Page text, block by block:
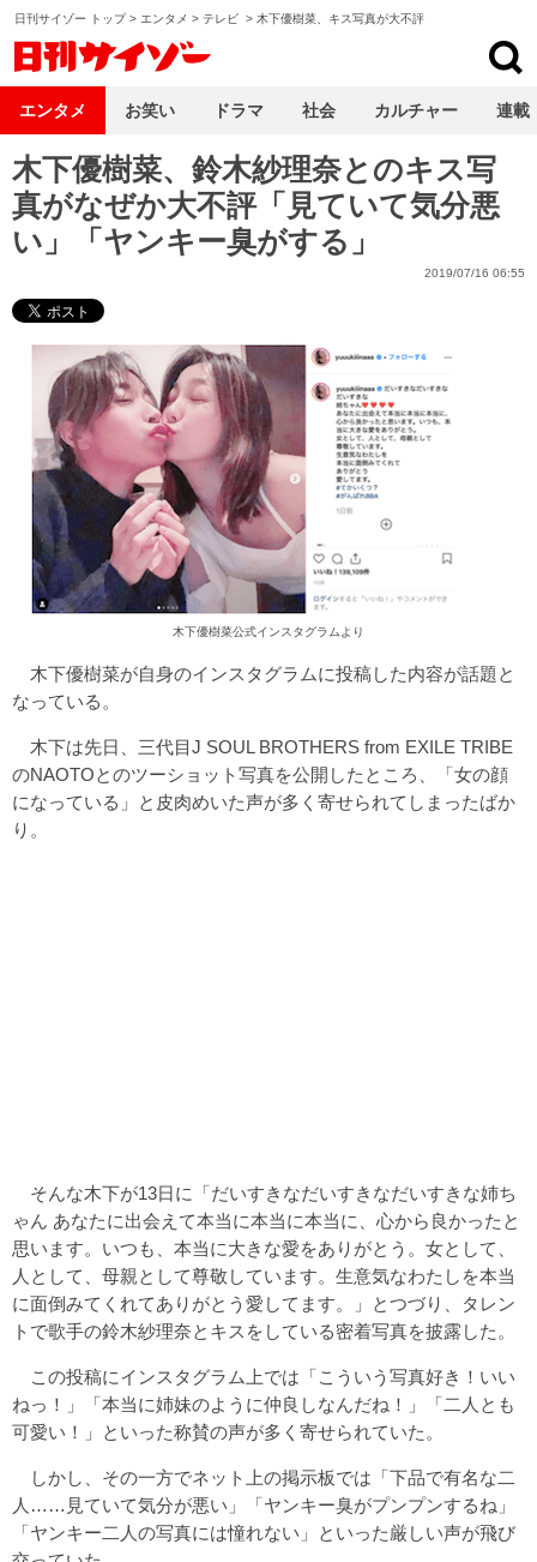
日刊サイゾー トップ> エンタメ > テレビ > 木下優樹菜、キス写真が大不評
木下優樹菜、鈴木紗理奈とのキス写
真がなぜか大不評「見ていて気分悪
い」「ヤンキー臭がする」
2019/07/16 06:55
木下優樹菜公式インスタグラムより
木下優樹菜が自身のインスタグラムに投稿した内容が話題と
なっている。
木下は先日、三代目J SOUL BROTHERS from EXILE TRIBE
のNAOTOとのツーショット写真を公開したところ、「女の顔
になっている」と皮肉めいた声が多く寄せられてしまったばか
り。
そんな木下が13日に「だいすきなだいすきなだいすきな姉ち
ゃん あなたに出会えて本当に本当に本当に、心から良かったと
思います。いつも、本当に大きな愛をありがとう。女として、
人として、母親として尊敬しています。生意気なわたしを本当
に面倒みてくれてありがとう愛してます。」とつづり、タレン
トで歌手の鈴木紗理奈とキスをしている密着写真を披露した。
この投稿にインスタグラム上では「こういう写真好き！いい
ねっ！」「本当に姉妹のように仲良しなんだね！」「二人とも
可愛い！」といった称賛の声が多く寄せられていた。
しかし、その一方でネット上の掲示板では「下品で有名な二
人……見ていて気分が悪い」「ヤンキー臭がプンプンするね」
「ヤンキー二人の写真には憧れない」といった厳しい声が飛び
エンタメ お笑い ドラマ 社会 カルチャー 連載